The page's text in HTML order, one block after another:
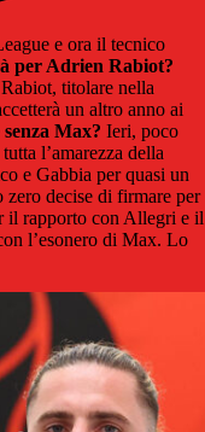
e ora il tecnico
per Adrien Rabiot?
titolare nella
un altro anno ai
Max? Ieri, poco
l’amarezza della
e Gabbia per quasi un
zero decise di firmare per
il rapporto con Allegri e il
l’esonero di Max. Lo